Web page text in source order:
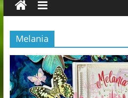
Melania